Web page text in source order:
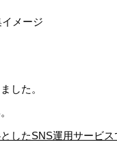
した。
したSNS運用サービス